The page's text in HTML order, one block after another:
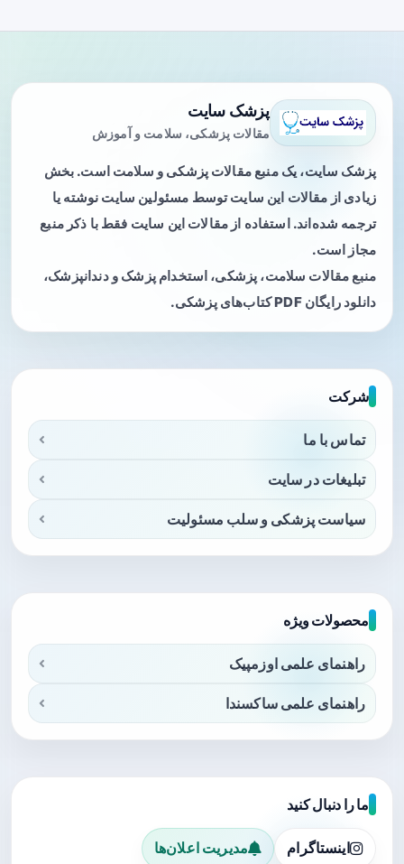
پزشک سایت
مقالات پزشکی، سلامت و آموزش
پزشک سایت، یک منبع مقالات پزشکی و سلامت است. بخش
زیادی از مقالات این سایت توسط مسئولین سایت نوشته یا
ترجمه شده‌اند. استفاده از مقالات این سایت فقط با ذکر منبع
مجاز است.
منبع مقالات سلامت، پزشکی، استخدام پزشک و دندانپزشک،
دانلود رایگان PDF کتاب‌های پزشکی.
شرکت
تماس با ما
تبلیغات در سایت
سیاست پزشکی و سلب مسئولیت
محصولات ویژه
راهنمای علمی اوزمپیک
راهنمای علمی ساکسندا
ما را دنبال کنید
اینستاگرام مدیریت اعلان‌ها